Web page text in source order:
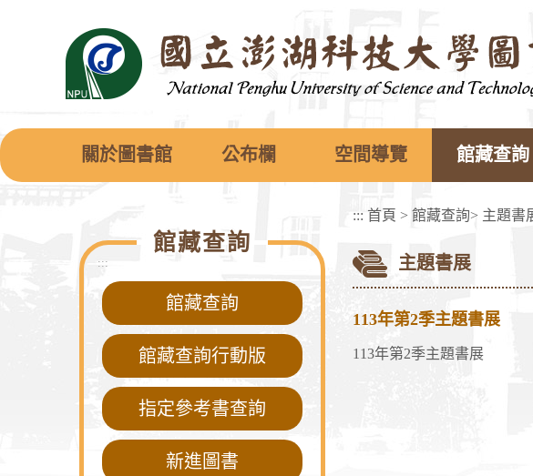
區
塊
關於圖書館 公布欄 空間導覽 館藏查詢
:::
館藏查詢
館藏查詢
館藏查詢行動版
指定參考書查詢
新進圖書
::: 首頁 > 館藏查詢> 主題書
主題書展
113年第2季主題書展
113年第2季主題書展